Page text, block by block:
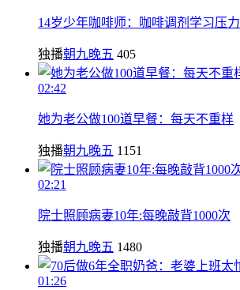
14岁少年咖啡师：咖啡调剂学习压力
独播朝九晚五 405
02:42
她为老公做100道早餐：每天不重样
独播朝九晚五 1151
02:21
院士照顾病妻10年:每晚敲背1000次
独播朝九晚五 1480
01:26